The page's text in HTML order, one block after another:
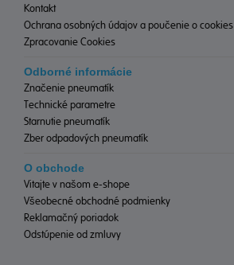
Kontakt
Ochrana osobných údajov a poučenie o cookies
Zpracovanie Cookies
Odborné informácie
Značenie pneumatík
Technické parametre
Starnutie pneumatík
Zber odpadových pneumatík
O obchode
Vitajte v našom e-shope
Všeobecné obchodné podmienky
Reklamačný poriadok
Odstúpenie od zmluvy